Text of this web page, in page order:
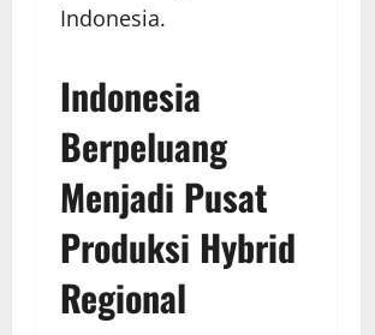
Indonesia.
Indonesia
Berpeluang
Menjadi Pusat
Produksi Hybrid
Regional